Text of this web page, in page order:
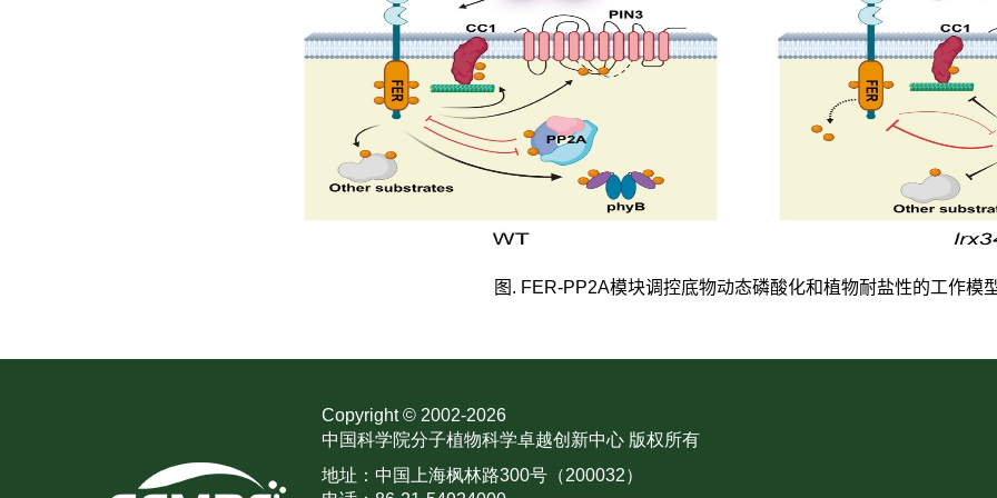
图. FER-PP2A模块调控底物动态磷酸化和植物耐盐性的工作模
Copyright © 2002-2026
中国科学院分子植物科学卓越创新中心 版权所有
地址：中国上海枫林路300号（200032）